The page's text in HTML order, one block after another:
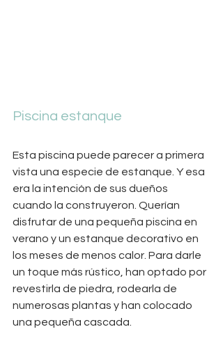
Piscina estanque
Esta piscina puede parecer a primera
vista una especie de estanque. Y esa
era la intención de sus dueños
cuando la construyeron. Querían
disfrutar de una pequeña piscina en
verano y un estanque decorativo en
los meses de menos calor. Para darle
un toque más rústico, han optado por
revestirla de piedra, rodearla de
numerosas plantas y han colocado
una pequeña cascada.